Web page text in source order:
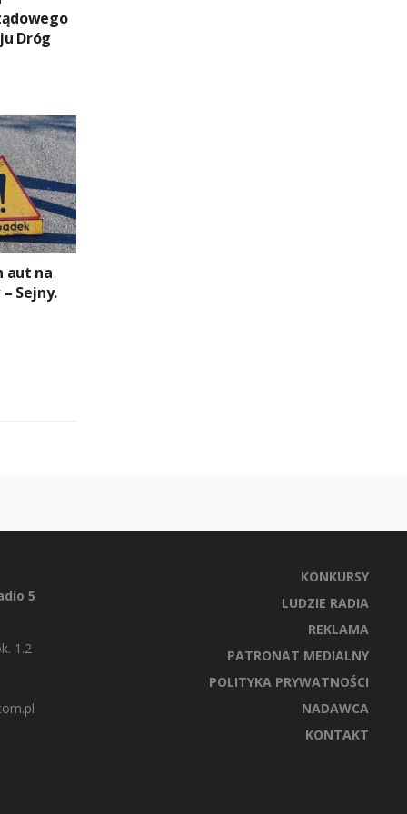
Dróg
aut na
Sejny.
5
1.2
KONKURSY
LUDZIE RADIA
REKLAMA
PATRONAT MEDIALNY
POLITYKA PRYWATNOŚCI
NADAWCA
KONTAKT